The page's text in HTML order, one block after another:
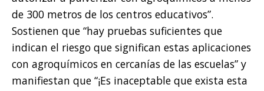
de 300 metros de los centros educativos”.
Sostienen que “hay pruebas suficientes que
indican el riesgo que significan estas aplicaciones
con agroquímicos en cercanías de las escuelas” y
manifiestan que “¡Es inaceptable que exista esta